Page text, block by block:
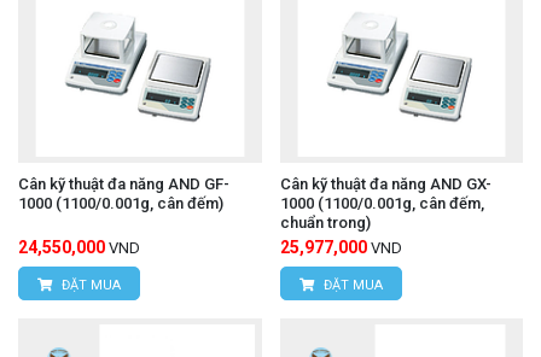
Cân kỹ thuật đa năng AND GF-
1000 (1100/0.001g, cân đếm)
24,550,000 VND
ĐẶT MUA
Cân kỹ thuật đa năng AND GX-
1000 (1100/0.001g, cân đếm,
chuẩn trong)
25,977,000 VND
ĐẶT MUA